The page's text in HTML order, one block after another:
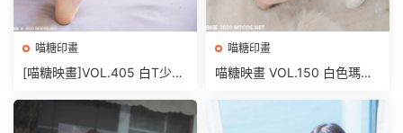
喵糖印畫
[喵糖映畫]VOL.405 白T少女
喵糖印畫
喵糖映畫 VOL.150 白色瑪修